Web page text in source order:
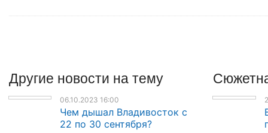
Другие новости на тему
06.10.2023 16:00
Чем дышал Владивосток с
22 по 30 сентября?